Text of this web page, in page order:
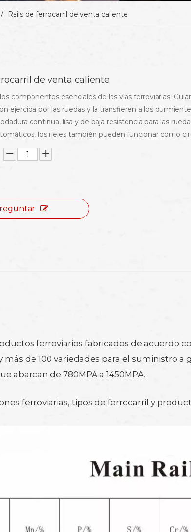
/ Rails de ferrocarril de venta caliente
de venta caliente
componentes esenciales de las vías ferroviarias.
ejercida por las ruedas y la transfieren a los
continua, lisa y de baja resistencia para las
los rieles también pueden funcionar como
ferroviarios fabricados de acuerdo
de 100 variedades para el suministro a
abarcan de 780MPA a 1450MPA.
ferroviarias, tipos de ferrocarril y